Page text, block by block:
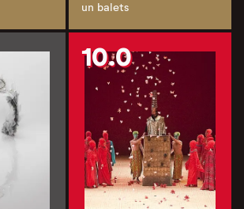
un balets
10.0